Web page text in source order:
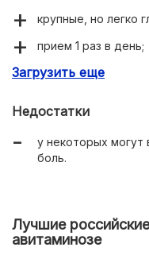
крупные, но легко
прием 1 раз в день;
прилив сил, энергии;
Загрузить еще
Недостатки
у некоторых
боль.
Лучшие
авитаминозе